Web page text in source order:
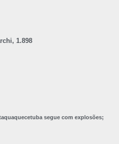
1.898
segue com explosões;